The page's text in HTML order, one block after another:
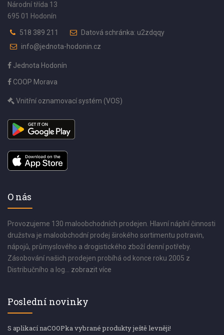
Národní třída 13
695 01 Hodonín
518 389 211
Datová schránka: u2zdqqy
info@jednota-hodonin.cz
Jednota Hodonín
COOP Morava
Vnitřní oznamovací systém (VOS)
O nás
Provozujeme 130 maloobchodních prodejen. Hlavní náplní činnosti
družstva je maloobchodní prodej širokého sortimentu potravin,
nápojů, průmyslového a drogistického zboží denní potřeby.
Zásobování našich prodejen probíhá od konce roku 2005 z
Distribučního a log... zobrazit více
Poslední novinky
S aplikací naCOOPka vybrané produkty ještě levněji!